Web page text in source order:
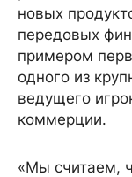
новых
передовых
примером
одного из
ведущего
коммерции.
«Мы считаем,